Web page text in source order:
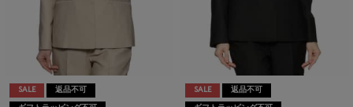
SALE 返品不可 SALE 返品不可